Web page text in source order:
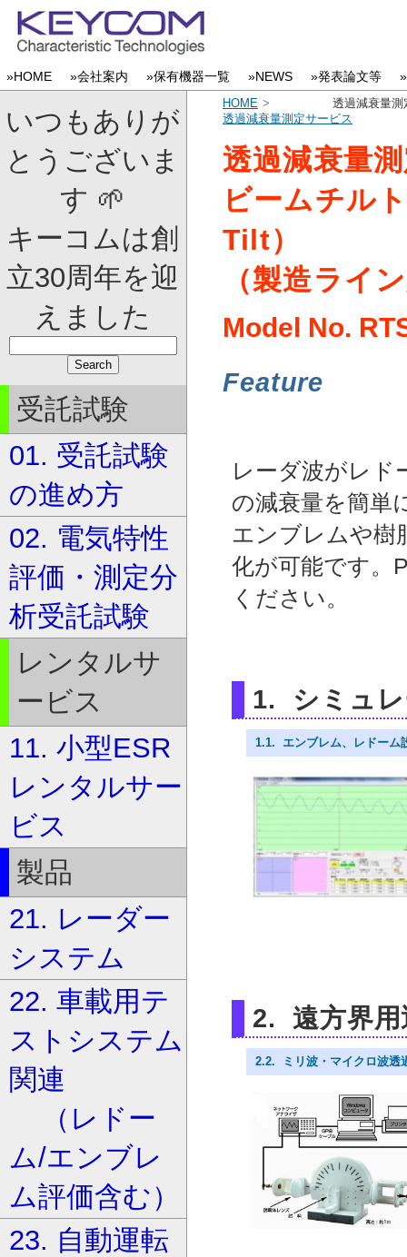
»HOME »会社案内 »保有機器一覧 »NEWS »発表論文等
HOME
透過減衰量測
透過減衰量測定サービス
透過減衰量
ビームチル
Tilt）
（製造ライ
Model No.
Feature
レーダ波がレド
の減衰量を簡単
エンブレムや樹
化が可能です。
ください。
1. シミュ
1.1. エンブレム、レドーム
2. 遠方界用
2.2. ミリ波・マイクロ波透
いつもありが
とうございま
す 🌱
キーコムは創
立30周年を迎
えました
受託試験
01. 受託試験
の進め方
02. 電気特性
評価・測定分
析受託試験
レンタルサ
ービス
11. 小型ESR
レンタルサー
ビス
製品
21. レーダー
システム
22. 車載用テ
ストシステム
関連
（レドー
ム/エンブレ
ム評価含む）
23. 自動運転